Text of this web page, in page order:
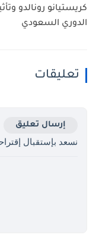
كريستيانو رونالدو
الدوري السعودي
تعليقات
إرسال تعليق
نسعد بإستقبال